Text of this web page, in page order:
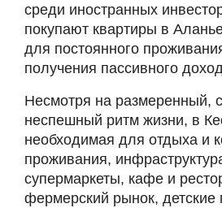
среди иностранных
покупают квартиры в
для постоянного
получения пассивного
Несмотря на размеренный,
неспешный ритм жизни, в
необходимая для отдыха и
проживания,
супермаркеты, кафе и
фермерский рынок,